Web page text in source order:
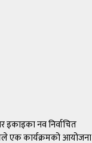
इकाइका नव निर्वाचित
एक कार्यक्रमको आयोजना